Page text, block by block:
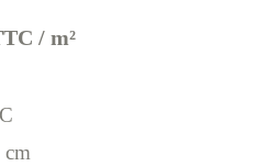
/ m²